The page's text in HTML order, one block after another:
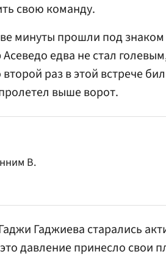
свою команду.
минуты прошли под знаком
едва не стал
раз в этой встрече
выше ворот.
В.
Гаджиева старались
давление принесло свои